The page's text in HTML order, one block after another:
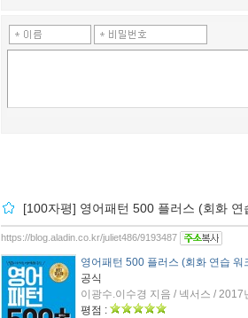
[100자평] 영어패턴 500 플러스 (회화
https://blog.aladin.co.kr/juliet486/9193487
영어패턴 500 플러스 (회화 연습
공식
이광수.이수경 지음 / 넥서스 / 2017
평점 :